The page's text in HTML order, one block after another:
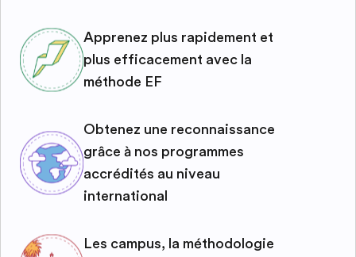
Apprenez plus rapidement et
plus efficacement avec la
méthode EF
Obtenez une reconnaissance
grâce à nos programmes
accrédités au niveau
international
Les campus, la méthodologie